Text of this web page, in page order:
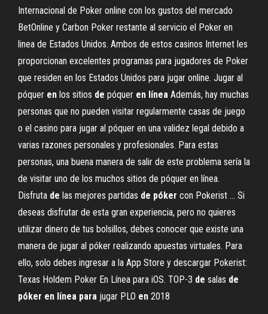
Internacional de Poker online con los gustos del mercado
BetOnline y Carbon Poker restante al servicio el Poker en
linea de Estados Unidos. Ambos de estos casinos Internet les
proporcionan excelentes programas para jugadores de Poker
que residen en los Estados Unidos para jugar online. Jugar al
póquer en los sitios de póquer en línea Además, hay muchas
personas que no pueden visitar regularmente casas de juego
o el casino para jugar al póquer en una validez legal debido a
varias razones personales y profesionales. Para estas
personas, una buena manera de salir de este problema sería la
de visitar uno de los muchos sitios de póquer en línea.
Disfruta de las mejores partidas de póker con Pokerist ... Si
deseas disfrutar de esta gran experiencia, pero no quieres
utilizar dinero de tus bolsillos, debes conocer que existe una
manera de jugar al póker realizando apuestas virtuales. Para
ello, solo debes ingresar a la App Store y descargar Pokerist:
Texas Holdem Poker En Línea para iOS. TOP-3 de salas de
póker en línea para jugar PLO en 2018